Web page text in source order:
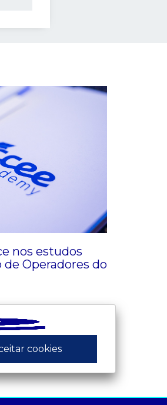
nos estudos
de Operadores do
Veja mais
cookies